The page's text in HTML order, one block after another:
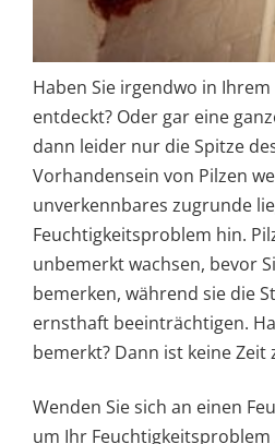
Haben Sie irgendwo in
entdeckt? Oder gar eine
dann leider nur die Spitze
Vorhandensein von Pilzen
unverkennbares zugrunde
Feuchtigkeitsproblem hin.
unbemerkt wachsen, bevor
bemerken, während sie die
ernsthaft beeinträchtigen.
bemerkt? Dann ist keine Zeit
Wenden Sie sich an einen
um Ihr